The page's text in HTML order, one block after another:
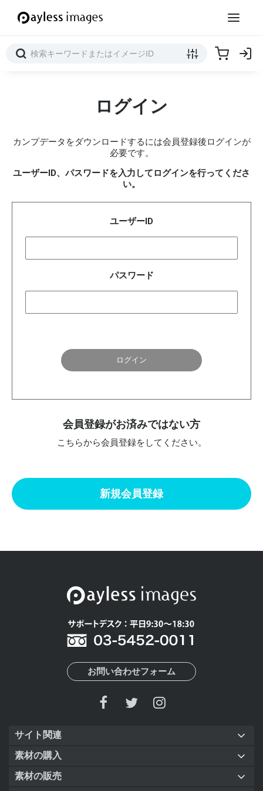
ログイン
カンプデータをダウンロードするには会員登録後ログインが
必要です。
ユーザーID、パスワードを入力してログインを行ってくださ
い。
ユーザーID
パスワード
会員登録がお済みではない方
こちらから会員登録をしてください。
新規会員登録
お問い合わせフォーム
サイト関連
素材の購入
素材の販売